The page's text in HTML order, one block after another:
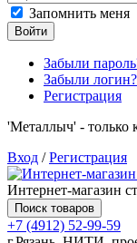
Запомнить меня
Войти
Забыли
Забыли логин?
Регистрация
'Металлыч' - только
Вход /Регистрация
Интернет-магазин
Поиск товаров
+7 (4912) 52-99-59